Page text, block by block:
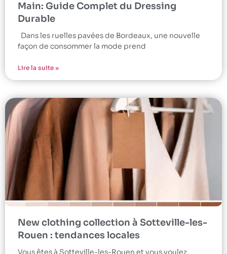
Main: Guide Complet du Dressing
Durable
Dans les ruelles pavées de Bordeaux, une nouvelle
façon de consommer la mode prend
Lire la suite »
New clothing collection à Sotteville-les-
Rouen : tendances locales
Vous êtes à Sotteville-les-Rouen et vous voulez